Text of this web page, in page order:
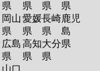
県
岡山
県
広島
県
県
愛媛
県
高知
県
県
長崎
県
大分
県
県
鹿児
島
県